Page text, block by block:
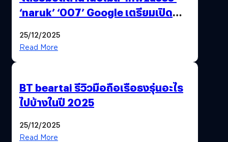
‘naruk’ ‘007’ Google เตรียมเปิด
25/12/2025
Read More
BT beartai รีวิวมือถือเรือธงรุ่นอะไร
ไปบ้างในปี 2025
25/12/2025
Read More